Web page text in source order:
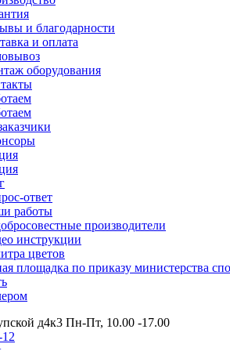
и благодарности
и оплата
оборудования
ответ
работы
производители
инструкции
цветов
площадка по приказу министерства
д4к3 Пн-Пт, 10.00 -17.00